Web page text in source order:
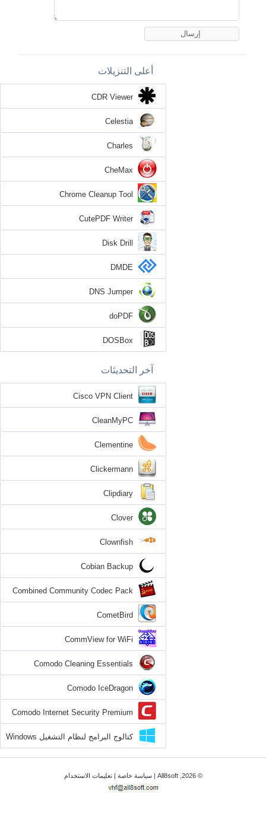
أعلى التنزيلات
CDR Viewer
Celestia
Charles
CheMax
Chrome Cleanup Tool
CutePDF Writer
Disk Drill
DMDE
DNS Jumper
doPDF
DOSBox
آخر التحديثات
Cisco VPN Client
CleanMyPC
Clementine
Clickermann
Clipdiary
Clover
Clownfish
Cobian Backup
Combined Community Codec Pack
CometBird
CommView for WiFi
Comodo Cleaning Essentials
Comodo IceDragon
Comodo Internet Security Premium
كتالوج البرامج لنظام التشغيل Windows
8
© 2026, All8soft | سياسة خاصة|تعليمات الاستخدام